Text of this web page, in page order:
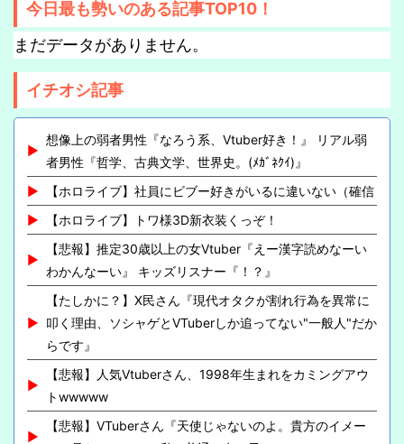
今日最も勢いのある記事TOP10！
まだデータがありません。
イチオシ記事
想像上の弱者男性『なろう系、Vtuber好き！』 リアル弱
者男性『哲学、古典文学、世界史。(ﾒｶﾞﾈｸｲ)』
【ホロライブ】社員にビブー好きがいるに違いない（確信
【ホロライブ】トワ様3D新衣装くっぞ！
【悲報】推定30歳以上の女Vtuber『えー漢字読めなーい
わかんなーい』 キッズリスナー『！？』
【たしかに？】X民さん『現代オタクが割れ行為を異常に
叩く理由、ソシャゲとVTuberしか追ってない"一般人"だか
らです』
【悲報】人気Vtuberさん、1998年生まれをカミングアウ
トwwwww
【悲報】VTuberさん『天使じゃないのよ。貴方のイメー